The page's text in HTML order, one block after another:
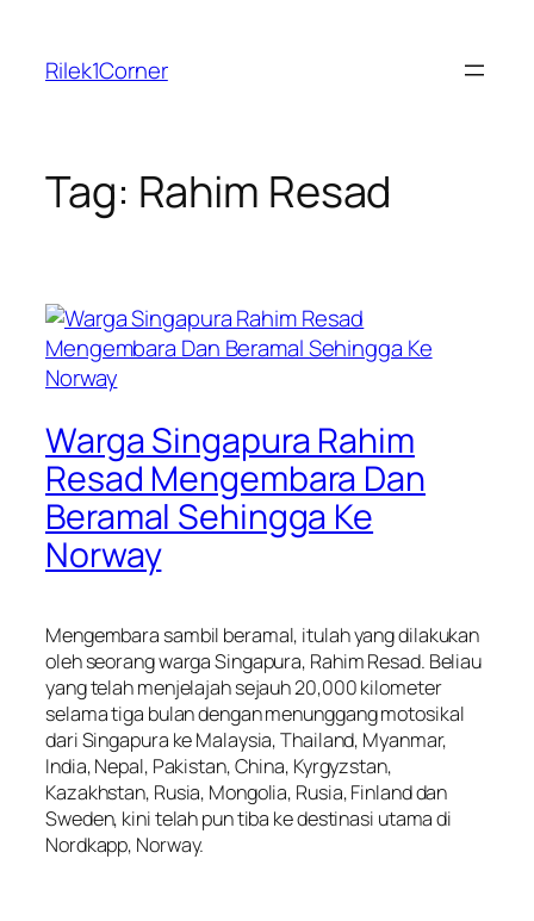
content
Rilek1Corner
Tag: Rahim Resad
Warga Singapura Rahim
Resad Mengembara Dan
Beramal Sehingga Ke
Norway
Mengembara sambil beramal, itulah yang dilakukan
oleh seorang warga Singapura, Rahim Resad. Beliau
yang telah menjelajah sejauh 20,000 kilometer
selama tiga bulan dengan menunggang motosikal
dari Singapura ke Malaysia, Thailand, Myanmar,
India, Nepal, Pakistan, China, Kyrgyzstan,
Kazakhstan, Rusia, Mongolia, Rusia, Finland dan
Sweden, kini telah pun tiba ke destinasi utama di
Nordkapp, Norway.